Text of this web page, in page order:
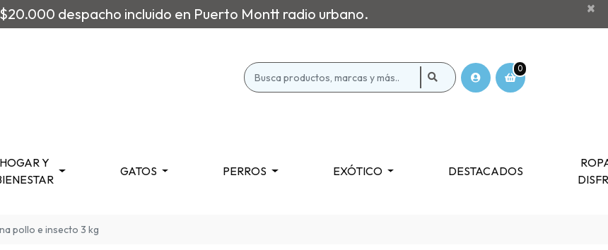
despacho incluido en Puerto Montt radio urbano. ×
0
HOGAR Y
GATOS PERROS EXÓTICO DESTACADOS
pollo e insecto 3 kg